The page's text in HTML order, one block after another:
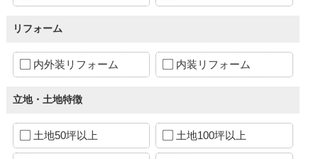
リフォーム
内外装リフォーム 内装リフォーム
立地・土地特徴
土地50坪以上 土地100坪以上